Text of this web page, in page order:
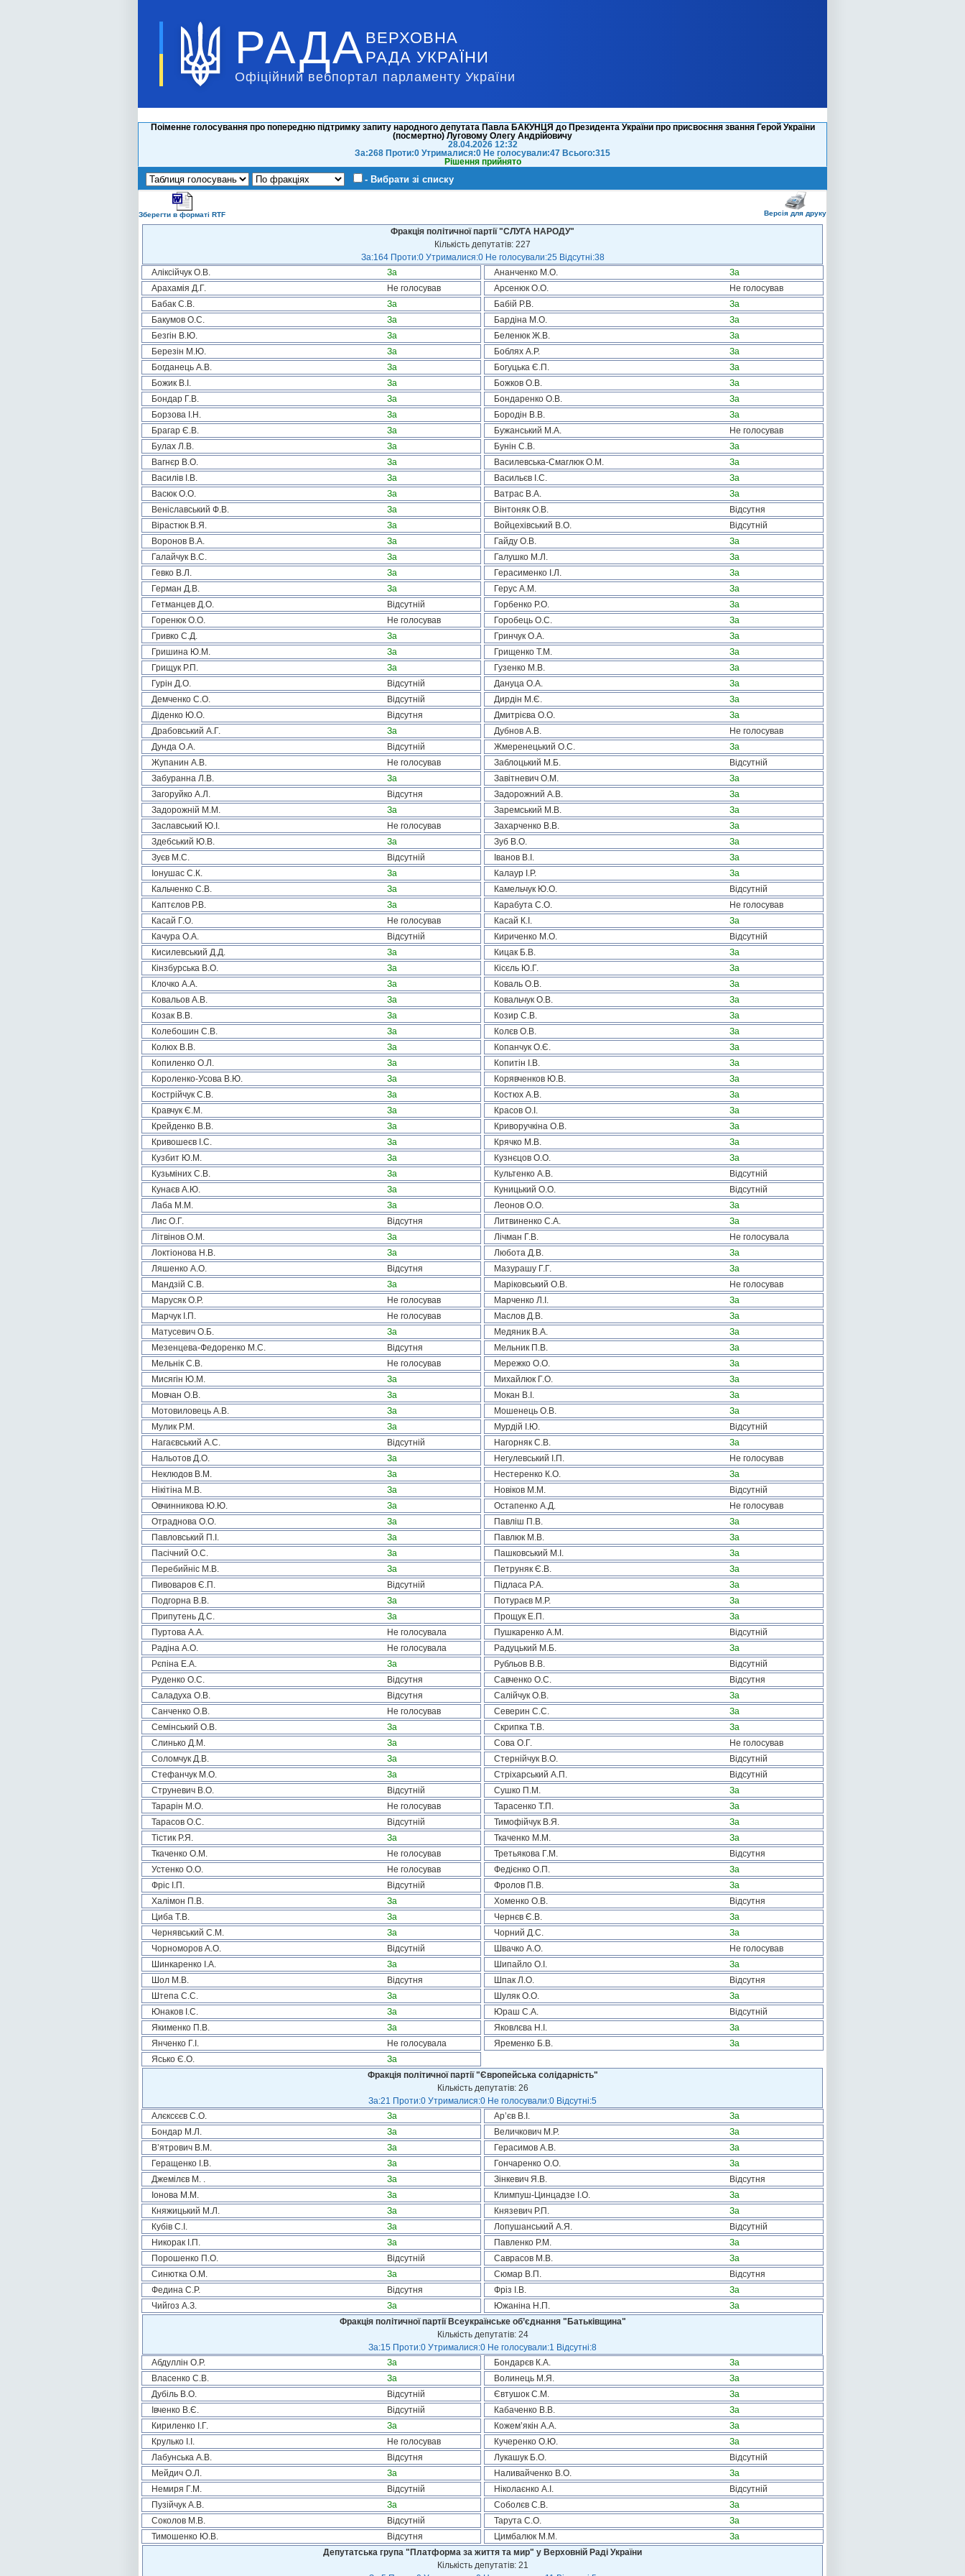
РАДА ВЕРХОВНА
РАДА УКРАЇНИ
Офіційний вебпортал парламенту України
Поіменне голосування про попередню підтримку запиту народного депутата Павла БАКУНЦЯ до Президента України про присвоєння звання Герой України
(посмертно) Луговому Олегу Андрійовичу
28.04.2026 12:32
За:268 Проти:0 Утрималися:0 Не голосували:47 Всього:315
Рішення прийнято
- Вибрати зі списку
Зберегти в форматі RTF Версія для друку
Фракція політичної партії "СЛУГА НАРОДУ"
Кількість депутатів: 227
За:164 Проти:0 Утрималися:0 Не голосували:25 Відсутні:38
Аліксійчук О.В.
За Ананченко М.О.
За
Арахамія Д.Г.
Не голосував Арсенюк О.О.
Не голосував
Бабак С.В.
За Бабій Р.В.
За
Бакумов О.С.
За Бардіна М.О.
За
Безгін В.Ю.
За Беленюк Ж.В.
За
Березін М.Ю.
За Боблях А.Р.
За
Богданець А.В.
За Богуцька Є.П.
За
Божик В.І.
За Божков О.В.
За
Бондар Г.В.
За Бондаренко О.В.
За
Борзова І.Н.
За Бородін В.В.
За
Брагар Є.В.
За Бужанський М.А.
Не голосував
Булах Л.В.
За Бунін С.В.
За
Вагнєр В.О.
За Василевська-Смаглюк О.М.
За
Василів І.В.
За Васильєв І.С.
За
Васюк О.О.
За Ватрас В.А.
За
Веніславський Ф.В.
За Вінтоняк О.В.
Відсутня
Вірастюк В.Я.
За Войцехівський В.О.
Відсутній
Воронов В.А.
За Гайду О.В.
За
Галайчук В.С.
За Галушко М.Л.
За
Гевко В.Л.
За Герасименко І.Л.
За
Герман Д.В.
За Герус А.М.
За
Гетманцев Д.О.
Відсутній Горбенко Р.О.
За
Горенюк О.О.
Не голосував Горобець О.С.
За
Гривко С.Д.
За Гринчук О.А.
За
Гришина Ю.М.
За Грищенко Т.М.
За
Грищук Р.П.
За Гузенко М.В.
За
Гурін Д.О.
Відсутній Дануца О.А.
За
Демченко С.О.
Відсутній Дирдін М.Є.
За
Діденко Ю.О.
Відсутня Дмитрієва О.О.
За
Драбовський А.Г.
За Дубнов А.В.
Не голосував
Дунда О.А.
Відсутній Жмеренецький О.С.
За
Жупанин А.В.
Не голосував Заблоцький М.Б.
Відсутній
Забуранна Л.В.
За Завітневич О.М.
За
Загоруйко А.Л.
Відсутня Задорожний А.В.
За
Задорожній М.М.
За Заремський М.В.
За
Заславський Ю.І.
Не голосував Захарченко В.В.
За
Здебський Ю.В.
За Зуб В.О.
За
Зуєв М.С.
Відсутній Іванов В.І.
За
Іонушас С.К.
За Калаур І.Р.
За
Кальченко С.В.
За Камельчук Ю.О.
Відсутній
Каптєлов Р.В.
За Карабута С.О.
Не голосував
Касай Г.О.
Не голосував Касай К.І.
За
Качура О.А.
Відсутній Кириченко М.О.
Відсутній
Кисилевський Д.Д.
За Кицак Б.В.
За
Кінзбурська В.О.
За Кісєль Ю.Г.
За
Клочко А.А.
За Коваль О.В.
За
Ковальов А.В.
За Ковальчук О.В.
За
Козак В.В.
За Козир С.В.
За
Колебошин С.В.
За Колєв О.В.
За
Колюх В.В.
За Копанчук О.Є.
За
Копиленко О.Л.
За Копитін І.В.
За
Короленко-Усова В.Ю.
За Корявченков Ю.В.
За
Кострійчук С.В.
За Костюх А.В.
За
Кравчук Є.М.
За Красов О.І.
За
Крейденко В.В.
За Криворучкіна О.В.
За
Кривошеєв І.С.
За Крячко М.В.
За
Кузбит Ю.М.
За Кузнєцов О.О.
За
Кузьміних С.В.
За Культенко А.В.
Відсутній
Кунаєв А.Ю.
За Куницький О.О.
Відсутній
Лаба М.М.
За Леонов О.О.
За
Лис О.Г.
Відсутня Литвиненко С.А.
За
Літвінов О.М.
За Лічман Г.В.
Не голосувала
Локтіонова Н.В.
За Любота Д.В.
За
Ляшенко А.О.
Відсутня Мазурашу Г.Г.
За
Мандзій С.В.
За Маріковський О.В.
Не голосував
Марусяк О.Р.
Не голосував Марченко Л.І.
За
Марчук І.П.
Не голосував Маслов Д.В.
За
Матусевич О.Б.
За Медяник В.А.
За
Мезенцева-Федоренко М.С.
Відсутня Мельник П.В.
За
Мельнік С.В.
Не голосував Мережко О.О.
За
Мисягін Ю.М.
За Михайлюк Г.О.
За
Мовчан О.В.
За Мокан В.І.
За
Мотовиловець А.В.
За Мошенець О.В.
За
Мулик Р.М.
За Мурдій І.Ю.
Відсутній
Нагаєвський А.С.
Відсутній Нагорняк С.В.
За
Нальотов Д.О.
За Негулевський І.П.
Не голосував
Неклюдов В.М.
За Нестеренко К.О.
За
Нікітіна М.В.
За Новіков М.М.
Відсутній
Овчинникова Ю.Ю.
За Остапенко А.Д.
Не голосував
Отраднова О.О.
За Павліш П.В.
За
Павловський П.І.
За Павлюк М.В.
За
Пасічний О.С.
За Пашковський М.І.
За
Перебийніс М.В.
За Петруняк Є.В.
За
Пивоваров Є.П.
Відсутній Підласа Р.А.
За
Подгорна В.В.
За Потураєв М.Р.
За
Припутень Д.С.
За Прощук Е.П.
За
Пуртова А.А.
Не голосувала Пушкаренко А.М.
Відсутній
Радіна А.О.
Не голосувала Радуцький М.Б.
За
Рєпіна Е.А.
За Рубльов В.В.
Відсутній
Руденко О.С.
Відсутня Савченко О.С.
Відсутня
Саладуха О.В.
Відсутня Салійчук О.В.
За
Санченко О.В.
Не голосував Северин С.С.
За
Семінський О.В.
За Скрипка Т.В.
За
Слинько Д.М.
За Сова О.Г.
Не голосував
Соломчук Д.В.
За Стернійчук В.О.
Відсутній
Стефанчук М.О.
За Стріхарський А.П.
Відсутній
Струневич В.О.
Відсутній Сушко П.М.
За
Тарарін М.О.
Не голосував Тарасенко Т.П.
За
Тарасов О.С.
Відсутній Тимофійчук В.Я.
За
Тістик Р.Я.
За Ткаченко М.М.
За
Ткаченко О.М.
Не голосував Третьякова Г.М.
Відсутня
Устенко О.О.
Не голосував Федієнко О.П.
За
Фріс І.П.
Відсутній Фролов П.В.
За
Халімон П.В.
За Хоменко О.В.
Відсутня
Циба Т.В.
За Чернєв Є.В.
За
Чернявський С.М.
За Чорний Д.С.
За
Чорноморов А.О.
Відсутній Швачко А.О.
Не голосував
Шинкаренко І.А.
За Шипайло О.І.
За
Шол М.В.
Відсутня Шпак Л.О.
Відсутня
Штепа С.С.
За Шуляк О.О.
За
Юнаков І.С.
За Юраш С.А.
Відсутній
Якименко П.В.
За Яковлєва Н.І.
За
Янченко Г.І.
Не голосувала Яременко Б.В.
За
Ясько Є.О.
За
Фракція політичної партії "Європейська солідарність"
Кількість депутатів: 26
За:21 Проти:0 Утрималися:0 Не голосували:0 Відсутні:5
Алєксєєв С.О.
За Ар’єв В.І.
За
Бондар М.Л.
За Величкович М.Р.
За
В’ятрович В.М.
За Герасимов А.В.
За
Геращенко І.В.
За Гончаренко О.О.
За
Джемілєв М. .
За Зінкевич Я.В.
Відсутня
Іонова М.М.
За Климпуш-Цинцадзе І.О.
За
Княжицький М.Л.
За Князевич Р.П.
За
Кубів С.І.
За Лопушанський А.Я.
Відсутній
Никорак І.П.
За Павленко Р.М.
За
Порошенко П.О.
Відсутній Саврасов М.В.
За
Синютка О.М.
За Сюмар В.П.
Відсутня
Федина С.Р.
Відсутня Фріз І.В.
За
Чийгоз А.З.
За Южаніна Н.П.
За
Фракція політичної партії Всеукраїнське об’єднання "Батьківщина"
Кількість депутатів: 24
За:15 Проти:0 Утрималися:0 Не голосували:1 Відсутні:8
Абдуллін О.Р.
За Бондарєв К.А.
За
Власенко С.В.
За Волинець М.Я.
За
Дубіль В.О.
Відсутній Євтушок С.М.
За
Івченко В.Є.
Відсутній Кабаченко В.В.
За
Кириленко І.Г.
За Кожем’якін А.А.
За
Крулько І.І.
Не голосував Кучеренко О.Ю.
За
Лабунська А.В.
Відсутня Лукашук Б.О.
Відсутній
Мейдич О.Л.
За Наливайченко В.О.
За
Немиря Г.М.
Відсутній Ніколаєнко А.І.
Відсутній
Пузійчук А.В.
За Соболєв С.В.
За
Соколов М.В.
Відсутній Тарута С.О.
За
Тимошенко Ю.В.
Відсутня Цимбалюк М.М.
За
Депутатська група "Платформа за життя та мир" у Верховній Раді України
Кількість депутатів: 21